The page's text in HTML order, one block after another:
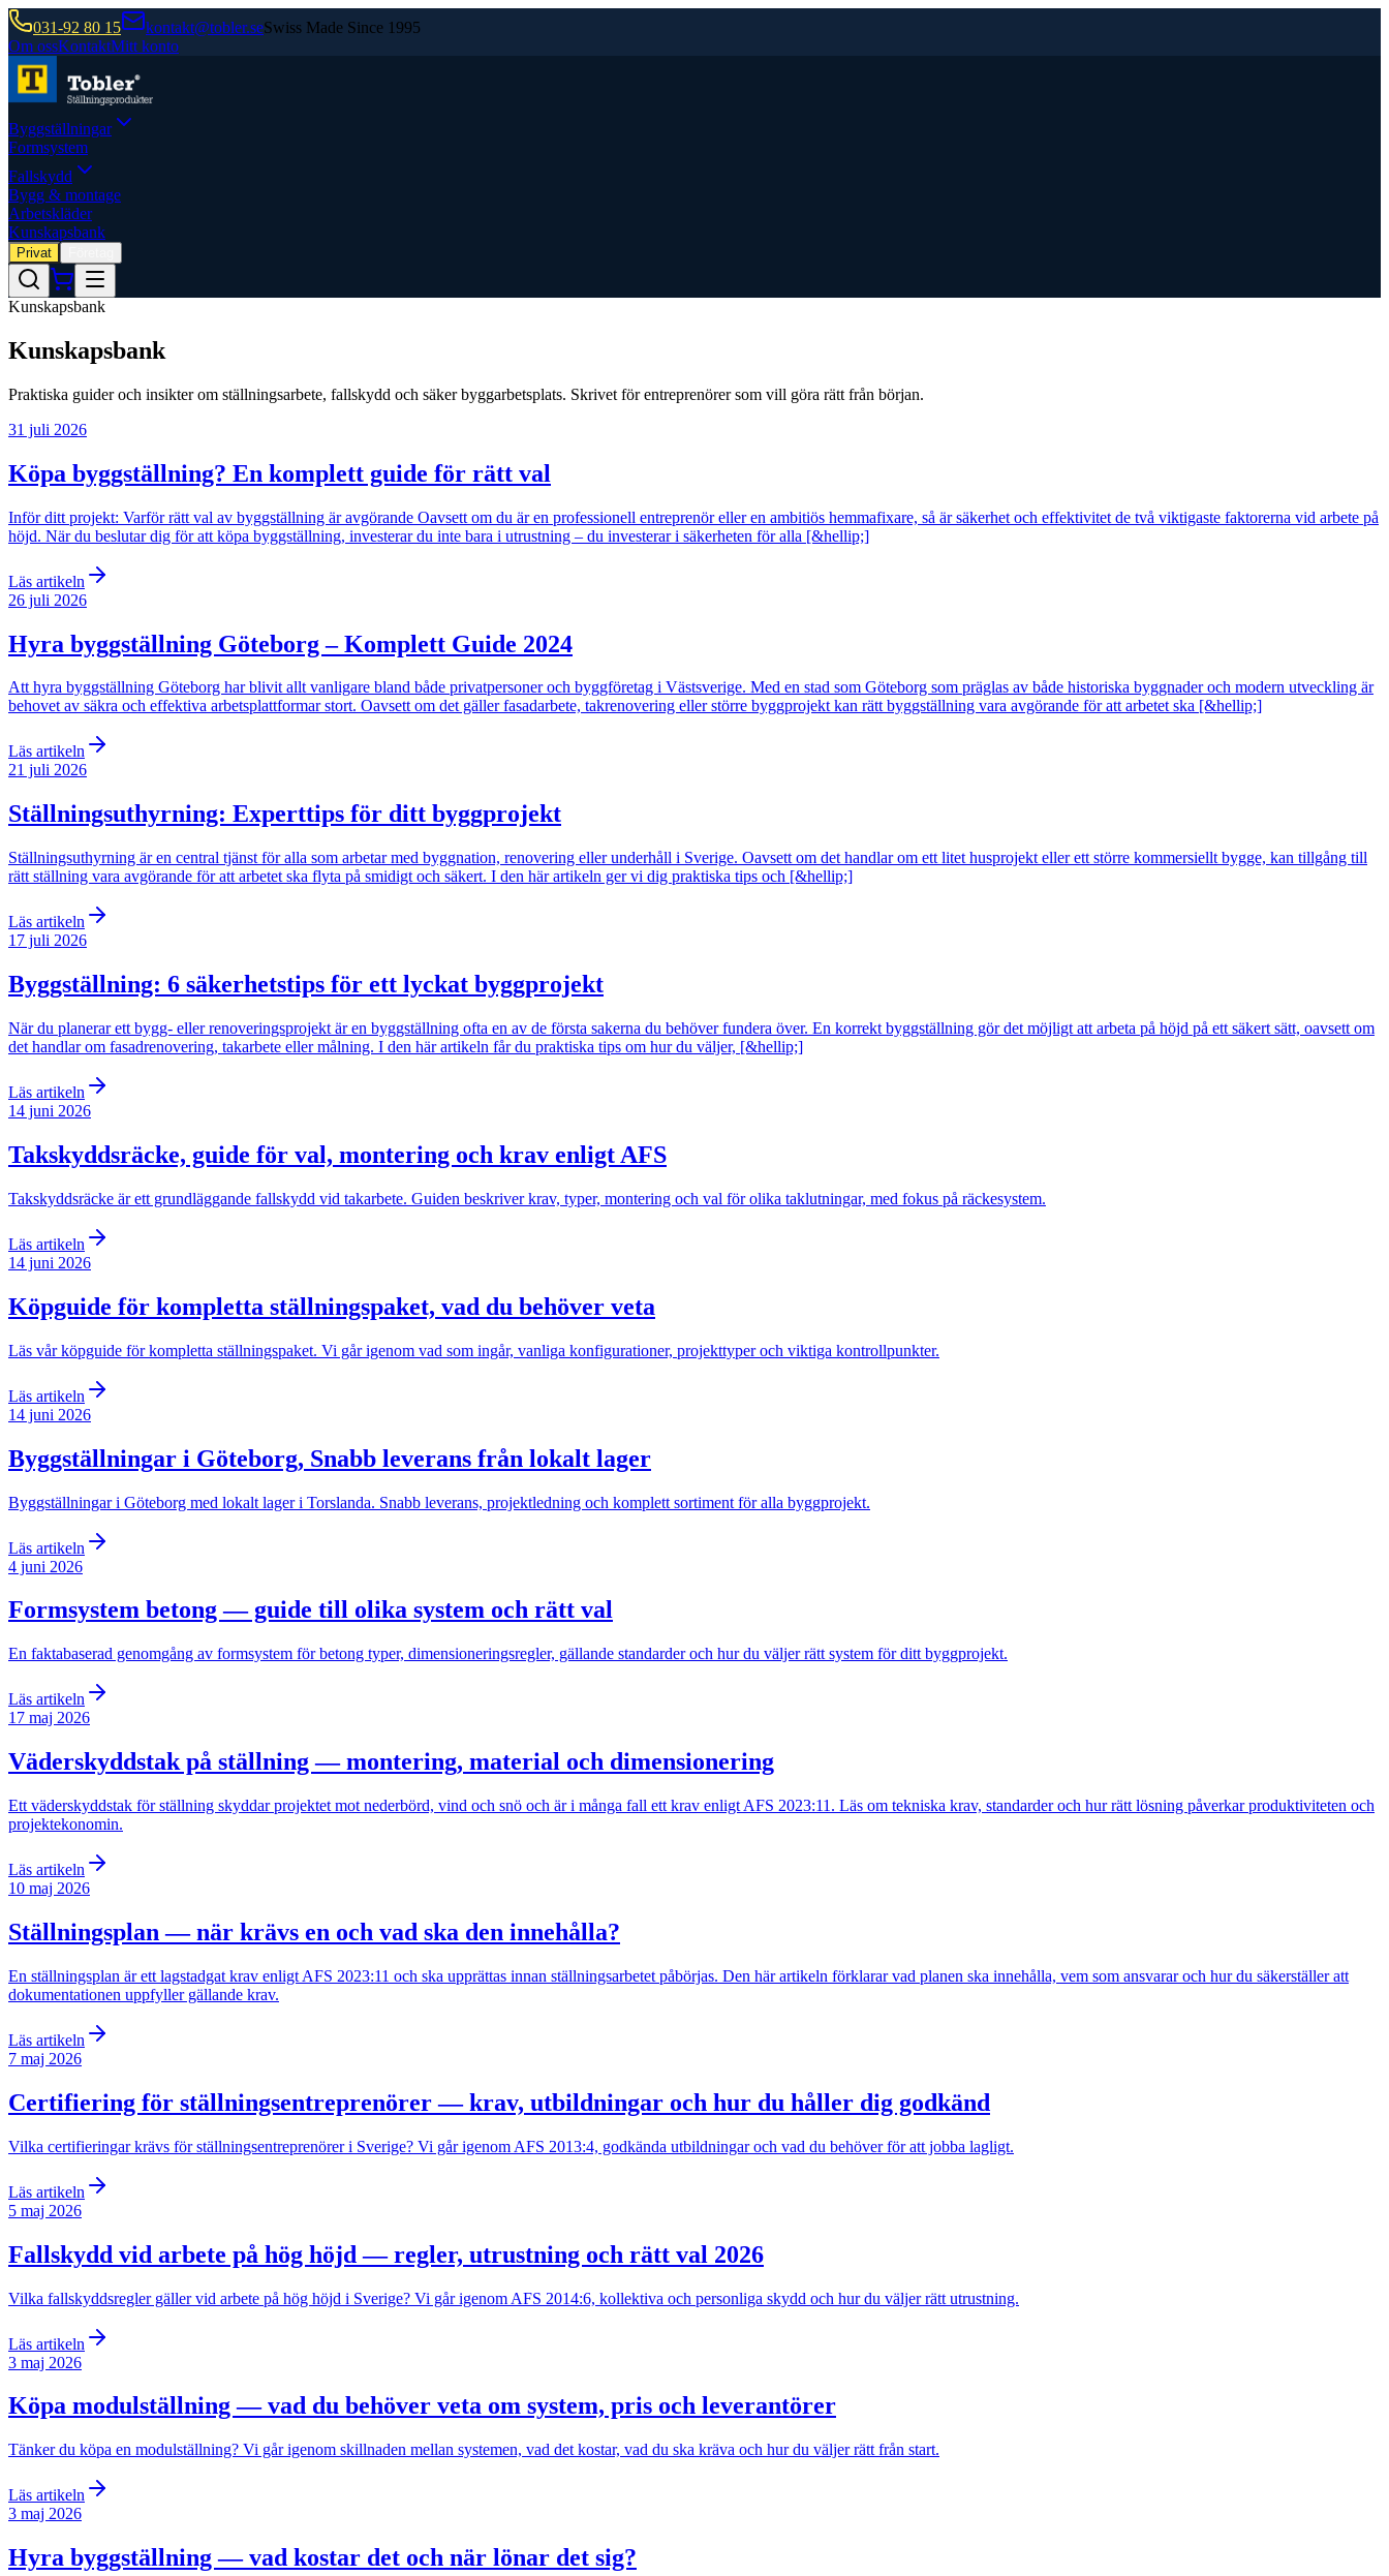
031-92 80 15 kontakt@tobler.seSwiss Made Since 1995
Om ossKontaktMitt konto
Byggställningar
Formsystem
Fallskydd
Bygg & montage
Arbetskläder
Kunskapsbank
Privat
Kunskapsbank
Kunskapsbank
Praktiska guider och insikter om ställningsarbete, fallskydd och säker byggarbetsplats. Skrivet för entreprenörer som vill göra rätt från början.
31 juli 2026
Köpa byggställning? En komplett guide för rätt val
Inför ditt projekt: Varför rätt val av byggställning är avgörande Oavsett om du är en professionell entreprenör eller en ambitiös hemmafixare, så är säkerhet och effektivitet de två viktigaste faktorerna vid arbete på
höjd. När du beslutar dig för att köpa byggställning, investerar du inte bara i utrustning – du investerar i säkerheten för alla [&hellip;]
Läs artikeln
26 juli 2026
Hyra byggställning Göteborg – Komplett Guide 2024
Att hyra byggställning Göteborg har blivit allt vanligare bland både privatpersoner och byggföretag i Västsverige. Med en stad som Göteborg som präglas av både historiska byggnader och modern utveckling är
behovet av säkra och effektiva arbetsplattformar stort. Oavsett om det gäller fasadarbete, takrenovering eller större byggprojekt kan rätt byggställning vara avgörande för att arbetet ska [&hellip;]
Läs artikeln
21 juli 2026
Ställningsuthyrning: Experttips för ditt byggprojekt
Ställningsuthyrning är en central tjänst för alla som arbetar med byggnation, renovering eller underhåll i Sverige. Oavsett om det handlar om ett litet husprojekt eller ett större kommersiellt bygge, kan tillgång till
rätt ställning vara avgörande för att arbetet ska flyta på smidigt och säkert. I den här artikeln ger vi dig praktiska tips och [&hellip;]
Läs artikeln
17 juli 2026
Byggställning: 6 säkerhetstips för ett lyckat byggprojekt
När du planerar ett bygg- eller renoveringsprojekt är en byggställning ofta en av de första sakerna du behöver fundera över. En korrekt byggställning gör det möjligt att arbeta på höjd på ett säkert sätt, oavsett om
det handlar om fasadrenovering, takarbete eller målning. I den här artikeln får du praktiska tips om hur du väljer, [&hellip;]
Läs artikeln
14 juni 2026
Takskyddsräcke, guide för val, montering och krav enligt AFS
Takskyddsräcke är ett grundläggande fallskydd vid takarbete. Guiden beskriver krav, typer, montering och val för olika taklutningar, med fokus på räckesystem.
Läs artikeln
14 juni 2026
Köpguide för kompletta ställningspaket, vad du behöver veta
Läs vår köpguide för kompletta ställningspaket. Vi går igenom vad som ingår, vanliga konfigurationer, projekttyper och viktiga kontrollpunkter.
Läs artikeln
14 juni 2026
Byggställningar i Göteborg, Snabb leverans från lokalt lager
Byggställningar i Göteborg med lokalt lager i Torslanda. Snabb leverans, projektledning och komplett sortiment för alla byggprojekt.
Läs artikeln
4 juni 2026
Formsystem betong — guide till olika system och rätt val
En faktabaserad genomgång av formsystem för betong typer, dimensioneringsregler, gällande standarder och hur du väljer rätt system för ditt byggprojekt.
Läs artikeln
17 maj 2026
Väderskyddstak på ställning — montering, material och dimensionering
Ett väderskyddstak för ställning skyddar projektet mot nederbörd, vind och snö och är i många fall ett krav enligt AFS 2023:11. Läs om tekniska krav, standarder och hur rätt lösning påverkar produktiviteten och
projektekonomin.
Läs artikeln
10 maj 2026
Ställningsplan — när krävs en och vad ska den innehålla?
En ställningsplan är ett lagstadgat krav enligt AFS 2023:11 och ska upprättas innan ställningsarbetet påbörjas. Den här artikeln förklarar vad planen ska innehålla, vem som ansvarar och hur du säkerställer att
dokumentationen uppfyller gällande krav.
Läs artikeln
7 maj 2026
Certifiering för ställningsentreprenörer — krav, utbildningar och hur du håller dig godkänd
Vilka certifieringar krävs för ställningsentreprenörer i Sverige? Vi går igenom AFS 2013:4, godkända utbildningar och vad du behöver för att jobba lagligt.
Läs artikeln
5 maj 2026
Fallskydd vid arbete på hög höjd — regler, utrustning och rätt val 2026
Vilka fallskyddsregler gäller vid arbete på hög höjd i Sverige? Vi går igenom AFS 2014:6, kollektiva och personliga skydd och hur du väljer rätt utrustning.
Läs artikeln
3 maj 2026
Köpa modulställning — vad du behöver veta om system, pris och leverantörer
Tänker du köpa en modulställning? Vi går igenom skillnaden mellan systemen, vad det kostar, vad du ska kräva och hur du väljer rätt från start.
Läs artikeln
3 maj 2026
Hyra byggställning — vad kostar det och när lönar det sig?